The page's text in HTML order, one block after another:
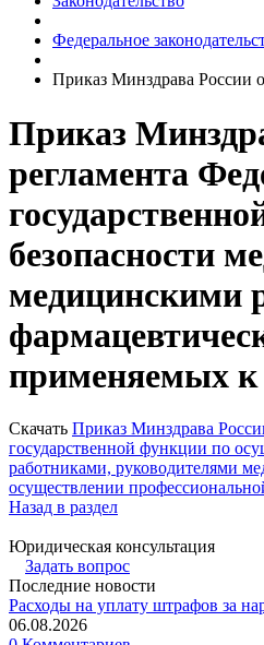
Федеральное
Приказ Минздрава России
Приказ
регламента
безопасности
медицинскими
применяемых к
Скачать Приказ Минздрава
государственной функции по
работниками, руководителями
осуществлении
Назад в раздел
Юридическая консультация
Задать вопрос
Последние новости
Расходы на уплату штрафов за
06.08.2026